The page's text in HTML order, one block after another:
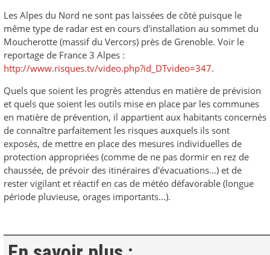
Les Alpes du Nord ne sont pas laissées de côté puisque le
même type de radar est en cours d'installation au sommet du
Moucherotte (massif du Vercors) près de Grenoble. Voir le
reportage de France 3 Alpes :
http://www.risques.tv/video.php?id_DTvideo=347.
Quels que soient les progrès attendus en matière de prévision
et quels que soient les outils mise en place par les communes
en matière de prévention, il appartient aux habitants concernés
de connaître parfaitement les risques auxquels ils sont
exposés, de mettre en place des mesures individuelles de
protection appropriées (comme de ne pas dormir en rez de
chaussée, de prévoir des itinéraires d'évacuations...) et de
rester vigilant et réactif en cas de météo défavorable (longue
période pluvieuse, orages importants...).